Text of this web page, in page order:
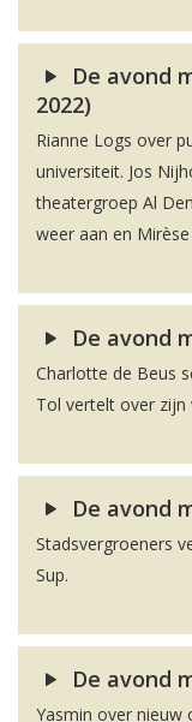
De avond
2022)
Rianne Logs over
universiteit. Jos
theatergroep Al
weer aan en
De avond
Charlotte de Beus
Tol vertelt over zijn
De avond
Stadsvergroeners
Sup.
De avond
Yasmin over